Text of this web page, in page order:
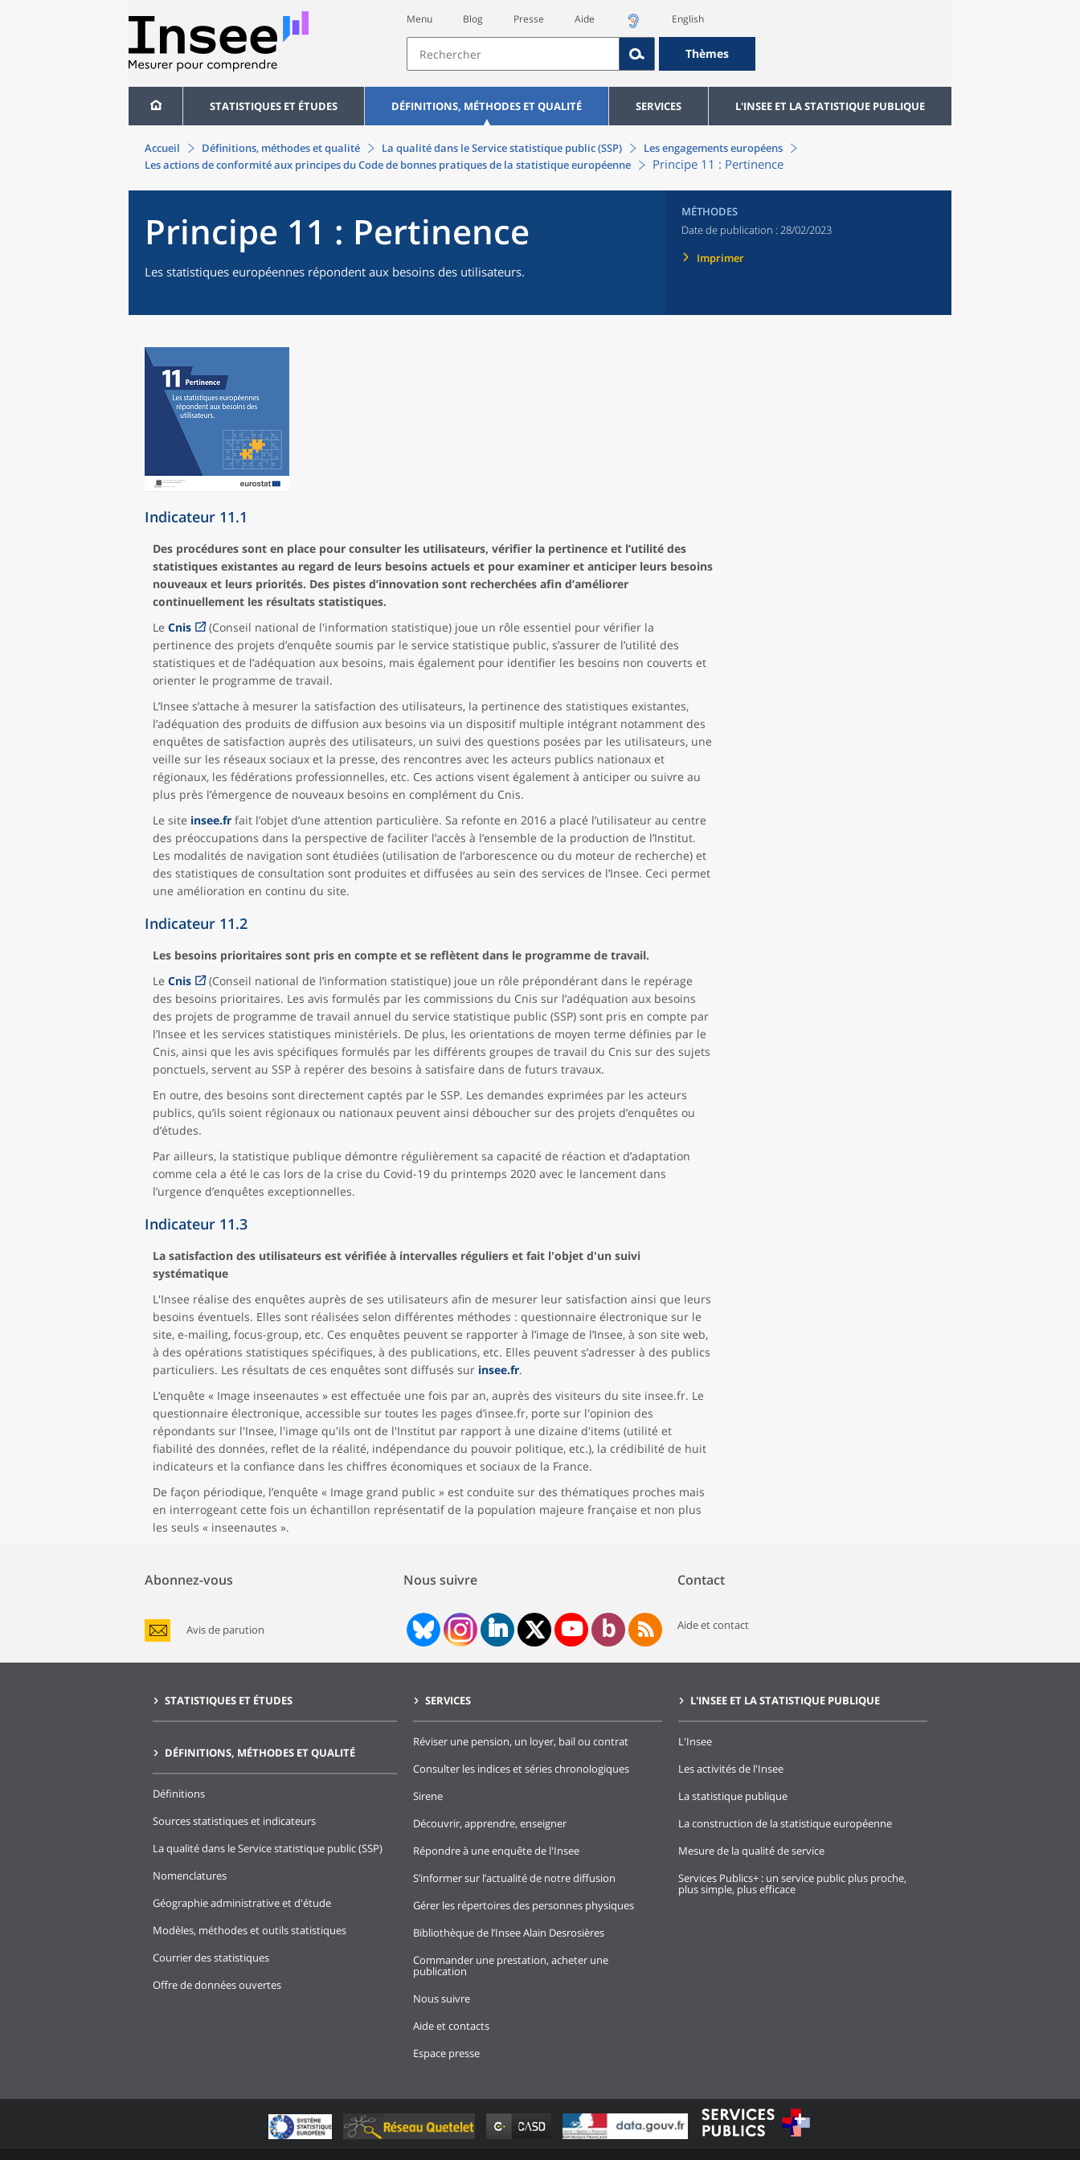
Menu Blog Presse Aide English
Thèmes
STATISTIQUES ET ÉTUDES DÉFINITIONS, MÉTHODES ET QUALITÉ SERVICES L'INSEE ET LA STATISTIQUE PUBLIQUE
Accueil Définitions, méthodes et qualité La qualité dans le Service statistique public (SSP)
Les engagements européens
Les actions de conformité aux principes du Code de bonnes pratiques de la statistique européenne
Principe 11 : Pertinence
Principe 11 : Pertinence
Les statistiques européennes répondent aux besoins des utilisateurs.
MÉTHODES
Date de publication : 28/02/2023
Imprimer
Indicateur 11.1
Des procédures sont en place pour consulter les utilisateurs, vérifier la pertinence et l’utilité des
statistiques existantes au regard de leurs besoins actuels et pour examiner et anticiper leurs besoins
nouveaux et leurs priorités. Des pistes d’innovation sont recherchées afin d’améliorer
continuellement les résultats statistiques.
Le Cnis
(Conseil national de l'information statistique) joue un rôle essentiel pour vérifier la
pertinence des projets d’enquête soumis par le service statistique public, s’assurer de l’utilité des
statistiques et de l’adéquation aux besoins, mais également pour identifier les besoins non couverts et
orienter le programme de travail.
L’Insee s’attache à mesurer la satisfaction des utilisateurs, la pertinence des statistiques existantes,
l’adéquation des produits de diffusion aux besoins via un dispositif multiple intégrant notamment des
enquêtes de satisfaction auprès des utilisateurs, un suivi des questions posées par les utilisateurs, une
veille sur les réseaux sociaux et la presse, des rencontres avec les acteurs publics nationaux et
régionaux, les fédérations professionnelles, etc. Ces actions visent également à anticiper ou suivre au
plus près l’émergence de nouveaux besoins en complément du Cnis.
Le site insee.fr fait l’objet d’une attention particulière. Sa refonte en 2016 a placé l’utilisateur au centre
des préoccupations dans la perspective de faciliter l’accès à l’ensemble de la production de l’Institut.
Les modalités de navigation sont étudiées (utilisation de l’arborescence ou du moteur de recherche) et
des statistiques de consultation sont produites et diffusées au sein des services de l’Insee. Ceci permet
une amélioration en continu du site.
Indicateur 11.2
Les besoins prioritaires sont pris en compte et se reflètent dans le programme de travail.
Le Cnis
(Conseil national de l’information statistique) joue un rôle prépondérant dans le repérage
des besoins prioritaires. Les avis formulés par les commissions du Cnis sur l’adéquation aux besoins
des projets de programme de travail annuel du service statistique public (SSP) sont pris en compte par
l’Insee et les services statistiques ministériels. De plus, les orientations de moyen terme définies par le
Cnis, ainsi que les avis spécifiques formulés par les différents groupes de travail du Cnis sur des sujets
ponctuels, servent au SSP à repérer des besoins à satisfaire dans de futurs travaux.
En outre, des besoins sont directement captés par le SSP. Les demandes exprimées par les acteurs
publics, qu’ils soient régionaux ou nationaux peuvent ainsi déboucher sur des projets d’enquêtes ou
d’études.
Par ailleurs, la statistique publique démontre régulièrement sa capacité de réaction et d’adaptation
comme cela a été le cas lors de la crise du Covid-19 du printemps 2020 avec le lancement dans
l’urgence d’enquêtes exceptionnelles.
Indicateur 11.3
La satisfaction des utilisateurs est vérifiée à intervalles réguliers et fait l'objet d'un suivi
systématique
L'Insee réalise des enquêtes auprès de ses utilisateurs afin de mesurer leur satisfaction ainsi que leurs
besoins éventuels. Elles sont réalisées selon différentes méthodes : questionnaire électronique sur le
site, e-mailing, focus-group, etc. Ces enquêtes peuvent se rapporter à l’image de l’Insee, à son site web,
à des opérations statistiques spécifiques, à des publications, etc. Elles peuvent s’adresser à des publics
particuliers. Les résultats de ces enquêtes sont diffusés sur insee.fr.
L’enquête « Image inseenautes » est effectuée une fois par an, auprès des visiteurs du site insee.fr. Le
questionnaire électronique, accessible sur toutes les pages d’insee.fr, porte sur l'opinion des
répondants sur l'Insee, l'image qu'ils ont de l'Institut par rapport à une dizaine d'items (utilité et
fiabilité des données, reflet de la réalité, indépendance du pouvoir politique, etc.), la crédibilité de huit
indicateurs et la confiance dans les chiffres économiques et sociaux de la France.
De façon périodique, l’enquête « Image grand public » est conduite sur des thématiques proches mais
en interrogeant cette fois un échantillon représentatif de la population majeure française et non plus
les seuls « inseenautes ».
Abonnez-vous
Avis de parution
Nous suivre Contact
Aide et contact
STATISTIQUES ET ÉTUDES
DÉFINITIONS, MÉTHODES ET QUALITÉ
Définitions
Sources statistiques et indicateurs
La qualité dans le Service statistique public (SSP)
Nomenclatures
Géographie administrative et d'étude
Modèles, méthodes et outils statistiques
Courrier des statistiques
Offre de données ouvertes
SERVICES
Réviser une pension, un loyer, bail ou contrat
Consulter les indices et séries chronologiques
Sirene
Découvrir, apprendre, enseigner
Répondre à une enquête de l'Insee
S’informer sur l’actualité de notre diffusion
Gérer les répertoires des personnes physiques
Bibliothèque de l’Insee Alain Desrosières
Commander une prestation, acheter une
publication
Nous suivre
Aide et contacts
Espace presse
L'INSEE ET LA STATISTIQUE PUBLIQUE
L'Insee
Les activités de l'Insee
La statistique publique
La construction de la statistique européenne
Mesure de la qualité de service
Services Publics+ : un service public plus proche,
plus simple, plus efficace